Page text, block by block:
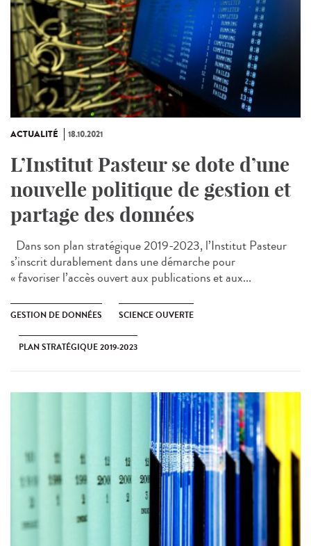
ACTUALITÉ 18.10.2021
L’Institut Pasteur se dote d’une
nouvelle politique de gestion et
partage des données
Dans son plan stratégique 2019-2023, l’Institut Pasteur
s’inscrit durablement dans une démarche pour
« favoriser l’accès ouvert aux publications et aux...
GESTION DE DONNÉES SCIENCE OUVERTE
PLAN STRATÉGIQUE 2019-2023